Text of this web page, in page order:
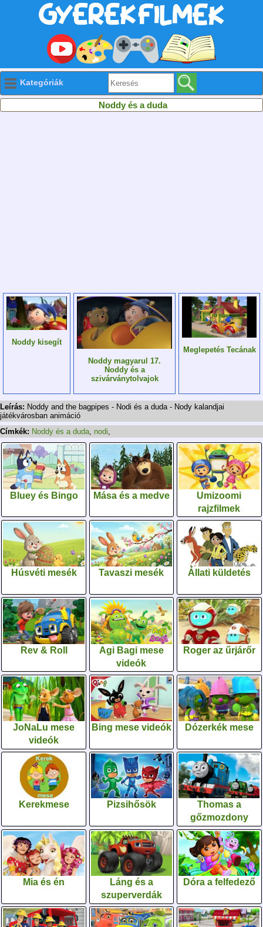
Kategóriák
Noddy és a duda
Noddy kisegít
Noddy magyarul 17.
Noddy és a
szivárványtolvajok
Meglepetés Tecának
Leírás: Noddy and the bagpipes - Nodi és a duda - Nody kalandjai
játékvárosban animáció
Címkék: Noddy és a duda, nodi,
Bluey és Bingo Mása és a medve
Umizoomi
rajzfilmek
Húsvéti mesék Tavaszi mesék Állati küldetés
Rev & Roll
Agi Bagi mese
videók
Roger az űrjárőr
JoNaLu mese
videók
Bing mese videók Dózerkék mese
Kerekmese Pizsihősök
Thomas a
gőzmozdony
Mia és én
Láng és a
szuperverdák
Dóra a felfedező